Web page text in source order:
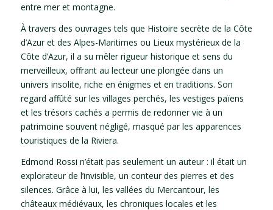
entre mer et montagne.
À travers des ouvrages tels que Histoire secrète de la Côte
d’Azur et des Alpes-Maritimes ou Lieux mystérieux de la
Côte d’Azur, il a su mêler rigueur historique et sens du
merveilleux, offrant au lecteur une plongée dans un
univers insolite, riche en énigmes et en traditions. Son
regard affûté sur les villages perchés, les vestiges païens
et les trésors cachés a permis de redonner vie à un
patrimoine souvent négligé, masqué par les apparences
touristiques de la Riviera.
Edmond Rossi n’était pas seulement un auteur : il était un
explorateur de l’invisible, un conteur des pierres et des
silences. Grâce à lui, les vallées du Mercantour, les
châteaux médiévaux, les chroniques locales et les